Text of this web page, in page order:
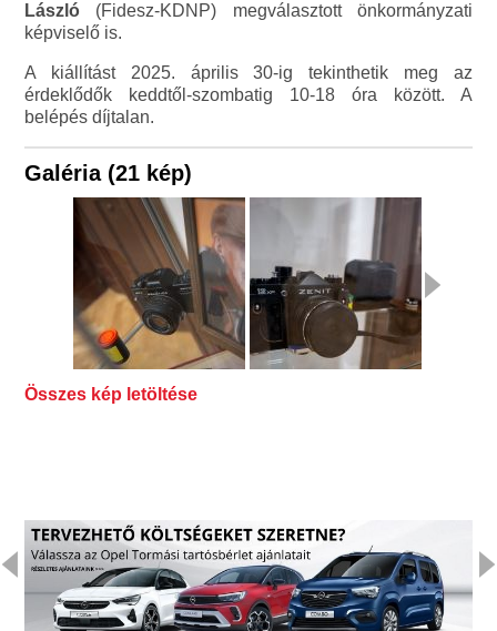
László (Fidesz-KDNP) megválasztott önkormányzati
képviselő is.
A kiállítást 2025. április 30-ig tekinthetik meg az
érdeklődők keddtől-szombatig 10-18 óra között. A
belépés díjtalan.
Galéria (21 kép)
Összes kép letöltése